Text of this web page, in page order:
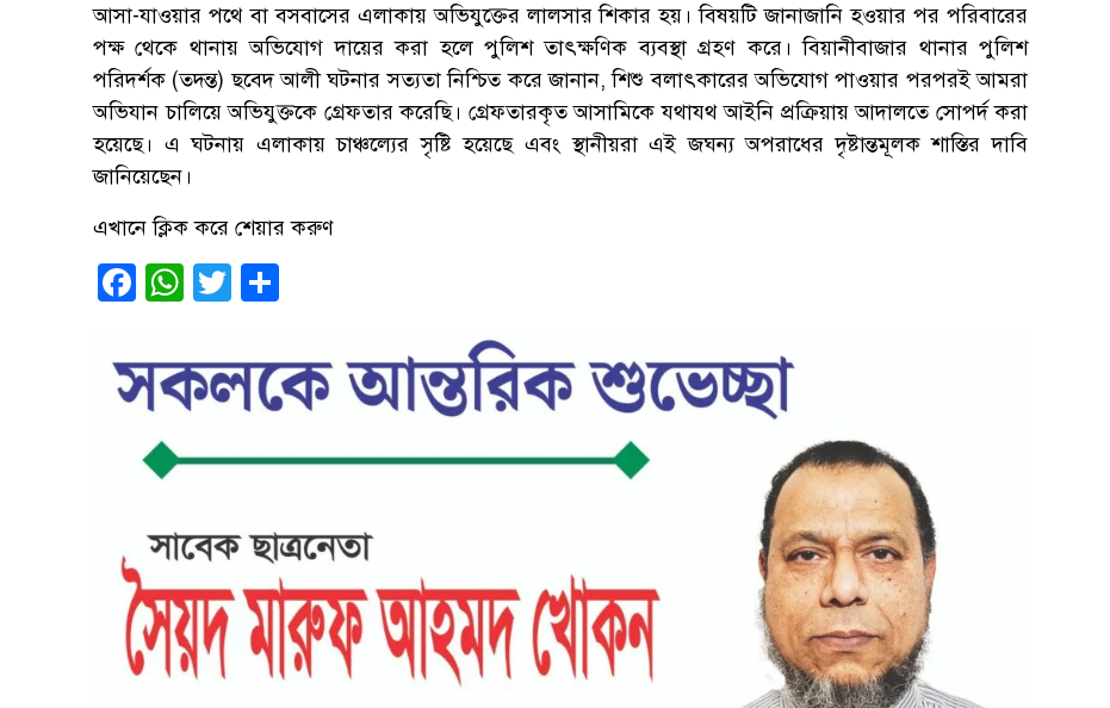
আসা-যাওয়ার পথে বা বসবাসের এলাকায় অভিযুক্তের লালসার শিকার হয়। বিষয়টি জানাজানি হওয়ার পর পরিবারের
পক্ষ থেকে থানায় অভিযোগ দায়ের করা হলে পুলিশ তাৎক্ষণিক ব্যবস্থা গ্রহণ করে। বিয়ানীবাজার থানার পুলিশ
পরিদর্শক (তদন্ত) ছবেদ আলী ঘটনার সত্যতা নিশ্চিত করে জানান, শিশু বলাৎকারের অভিযোগ পাওয়ার পরপরই আমরা
অভিযান চালিয়ে অভিযুক্তকে গ্রেফতার করেছি। গ্রেফতারকৃত আসামিকে যথাযথ আইনি প্রক্রিয়ায় আদালতে সোপর্দ করা
হয়েছে। এ ঘটনায় এলাকায় চাঞ্চল্যের সৃষ্টি হয়েছে এবং স্থানীয়রা এই জঘন্য অপরাধের দৃষ্টান্তমূলক শাস্তির দাবি
জানিয়েছেন।
এখানে ক্লিক করে শেয়ার করুণ
Facebook
WhatsApp
Twitter